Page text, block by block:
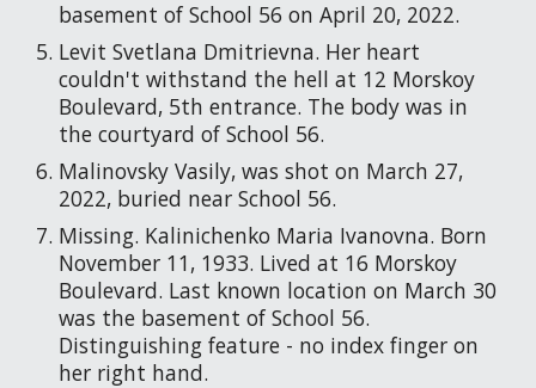
basement of School 56 on April 20, 2022.
Levit Svetlana Dmitrievna. Her heart
couldn't withstand the hell at 12 Morskoy
Boulevard, 5th entrance. The body was in
the courtyard of School 56.
Malinovsky Vasily, was shot on March 27,
2022, buried near School 56.
Missing. Kalinichenko Maria Ivanovna. Born
November 11, 1933. Lived at 16 Morskoy
Boulevard. Last known location on March 30
was the basement of School 56.
Distinguishing feature - no index finger on
her right hand.